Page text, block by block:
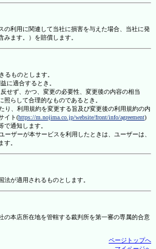
の利用に関連して当社に損害を与えた場合、当社に発
ます。）を賠償します。
るものとします。
に適合するとき。
せず、かつ、変更の必要性、変更後の内容の相当
らして合理的なものであるとき。
り、利用規約を変更する旨及び変更後の利用規約の内
イト(https://m.nojima.co.jp/website/front/info/agreement)
で通知します。
ザーが本サービスを利用したときは、ユーザーは、
す。
法が適用されるものとします。
の本店所在地を管轄する裁判所を第一審の専属的合意
ページトップへ